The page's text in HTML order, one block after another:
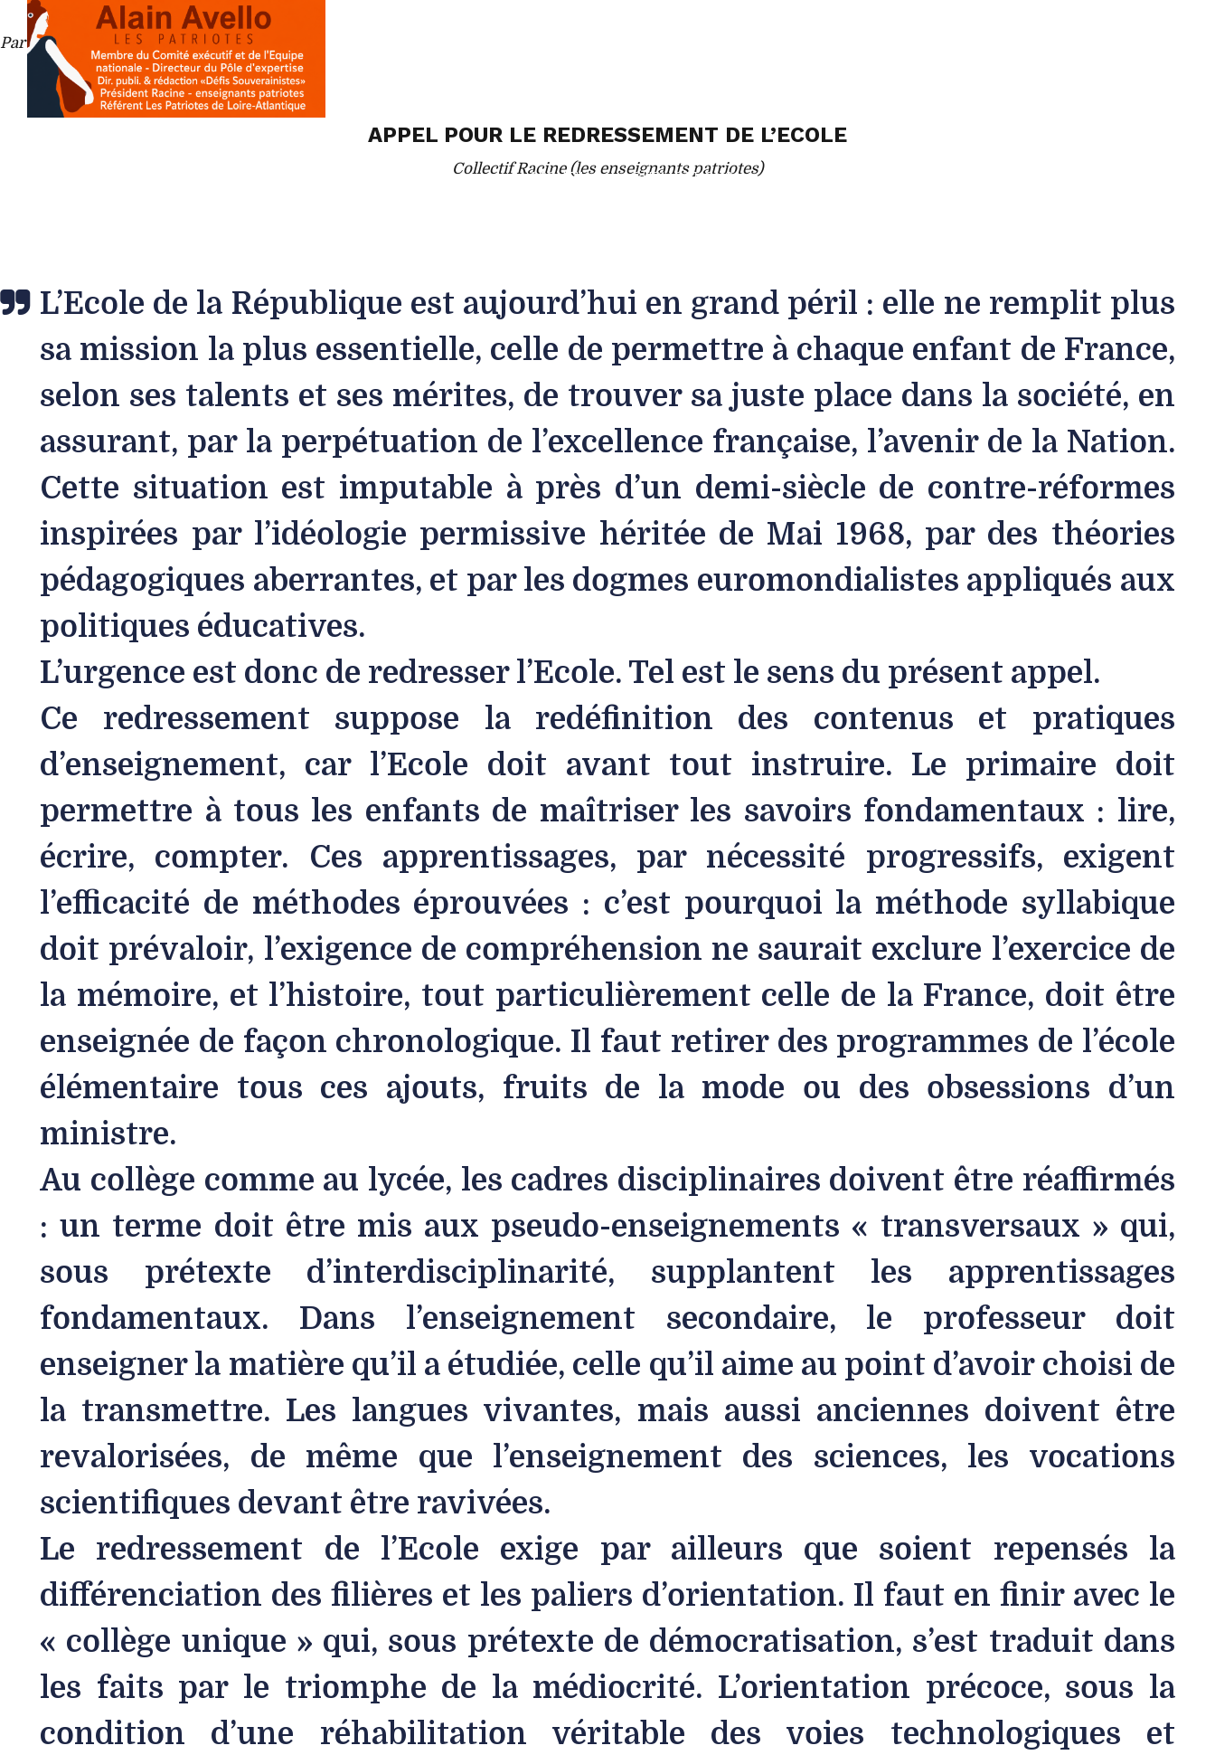
ACCUEIL PUBLICATIONS
Paru dans le Figaro, le 2 mai 2013
APPEL POUR LE REDRESSEMENT DE L’ECOLE
Collectif Racine (les enseignants patriotes)
L’Ecole de la République est aujourd’hui en grand péril : elle ne remplit plus
sa mission la plus essentielle, celle de permettre à chaque enfant de France,
selon ses talents et ses mérites, de trouver sa juste place dans la société, en
assurant, par la perpétuation de l’excellence française, l’avenir de la Nation.
Cette situation est imputable à près d’un demi-siècle de contre-réformes
inspirées par l’idéologie permissive héritée de Mai 1968, par des théories
pédagogiques aberrantes, et par les dogmes euromondialistes appliqués aux
politiques éducatives.
L’urgence est donc de redresser l’Ecole. Tel est le sens du présent appel.
Ce redressement suppose la redéfinition des contenus et pratiques
d’enseignement, car l’Ecole doit avant tout instruire. Le primaire doit
permettre à tous les enfants de maîtriser les savoirs fondamentaux : lire,
écrire, compter. Ces apprentissages, par nécessité progressifs, exigent
l’efficacité de méthodes éprouvées : c’est pourquoi la méthode syllabique
doit prévaloir, l’exigence de compréhension ne saurait exclure l’exercice de
la mémoire, et l’histoire, tout particulièrement celle de la France, doit être
enseignée de façon chronologique. Il faut retirer des programmes de l’école
élémentaire tous ces ajouts, fruits de la mode ou des obsessions d’un
ministre.
Au collège comme au lycée, les cadres disciplinaires doivent être réaffirmés
: un terme doit être mis aux pseudo-enseignements « transversaux » qui,
sous prétexte d’interdisciplinarité, supplantent les apprentissages
fondamentaux. Dans l’enseignement secondaire, le professeur doit
enseigner la matière qu’il a étudiée, celle qu’il aime au point d’avoir choisi de
la transmettre. Les langues vivantes, mais aussi anciennes doivent être
revalorisées, de même que l’enseignement des sciences, les vocations
scientifiques devant être ravivées.
Le redressement de l’Ecole exige par ailleurs que soient repensés la
différenciation des filières et les paliers d’orientation. Il faut en finir avec le
« collège unique » qui, sous prétexte de démocratisation, s’est traduit dans
les faits par le triomphe de la médiocrité. L’orientation précoce, sous la
condition d’une réhabilitation véritable des voies technologiques et